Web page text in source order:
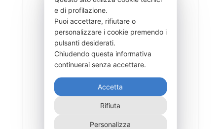
e di profilazione.
Puoi accettare, rifiutare o
personalizzare i cookie premendo i
pulsanti desiderati.
Chiudendo questa informativa
continuerai senza accettare.
Accetta
Rifiuta
Personalizza